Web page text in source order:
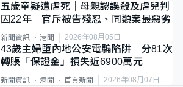
五歲童疑遭虐死｜母親認誤殺及虐兒判
囚22年 官斥被告殘忍、同類案最惡劣
新聞資訊 港聞 2026年08月05日
43歲主婦墮內地公安電騙陷阱 分81次
轉賬「保證金」損失近6900萬元
新聞資訊 港聞 首頁新聞 2026年08月07日